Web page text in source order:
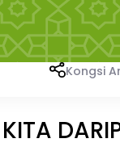
Kongsi